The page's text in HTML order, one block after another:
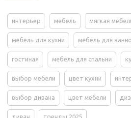
интерьер мебель мягкая
мебель для кухни мебель для
гостиная мебель для спальни
выбор мебели цвет кухни
выбор дивана цвет мебели
диван тренды 2025